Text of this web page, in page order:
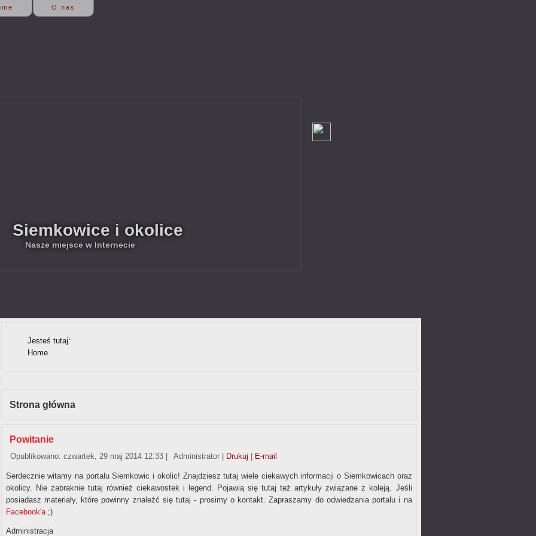
Siemkowice i okolice
Nasze miejsce w Internecie
O nas
Jesteś tutaj:
Home
Strona główna
Powitanie
Opublikowano: czwartek, 29 maj 2014 12:33| Administrator| Drukuj E-mail
Serdecznie witamy na portalu Siemkowic i okolic! Znajdziesz tutaj wiele ciekawych informacji o Siemkowicach oraz
okolicy. Nie zabraknie tutaj również ciekawostek i legend. Pojawią się tutaj też artykuły związane z koleją. Jeśli
posiadasz materiały, które powinny znaleźć się tutaj - prosimy o kontakt. Zapraszamy do odwiedzania portalu i na
Facebook'a;)
Administracja